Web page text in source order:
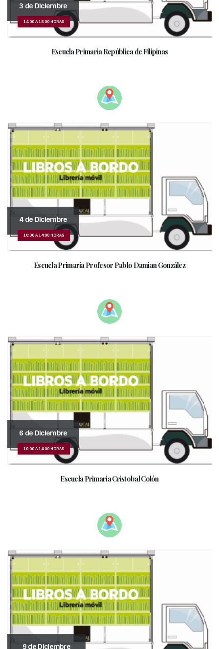
3 de Diciembre
14:00 A 18:00 HORAS
Escuela Primaria República de Filipinas
4 de Diciembre
10:00 A 14:00 HORAS
Escuela Primaria Profesor Pablo Damian González
6 de Diciembre
10:00 A 14:00 HORAS
Escuela Primaria Cristobal Colón
9 de Diciembre